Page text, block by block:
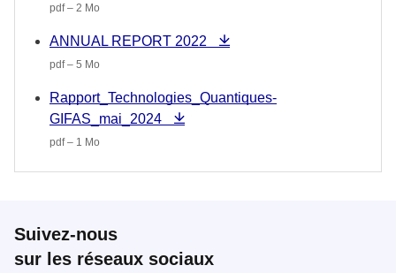
pdf – 2 Mo
ANNUAL REPORT 2022
pdf – 5 Mo
Rapport_Technologies_Quantiques-
GIFAS_mai_2024
pdf – 1 Mo
Suivez-nous
sur les réseaux sociaux